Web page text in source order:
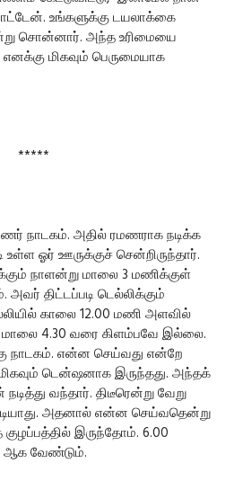
உங்களுக்கு டயலாக்கை
சொன்னார். அந்த உரிமையை
மிகவும் பெருமையாக
*****
நாடகம். அதில் ரமணராக நடிக்க
ஓர் ஊருக்குச் சென்றிருந்தார்.
நாளன்று மாலை 3 மணிக்குள்
திட்டப்படி டெல்லிக்கும்
காலை 12.00 மணி அளவில்
4.30 வரை கிளம்பவே இல்லை.
நாடகம். என்ன செய்வது என்றே
மிகவும் டென்ஷனாக இருந்தது. அந்தக்
வந்தார். திடீரென்று வேறு
அதனால் என்ன செய்வதென்று
இருந்தோம். 6.00
ஆக வேண்டும்.